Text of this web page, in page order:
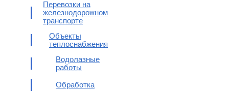
Перевозки на
железнодорожном
транспорте
Объекты
теплоснабжения
Водолазные
работы
Обработка